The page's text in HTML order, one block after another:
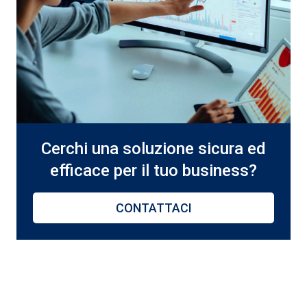
Cerchi una soluzione sicura ed
efficace per il tuo business?
CONTATTACI